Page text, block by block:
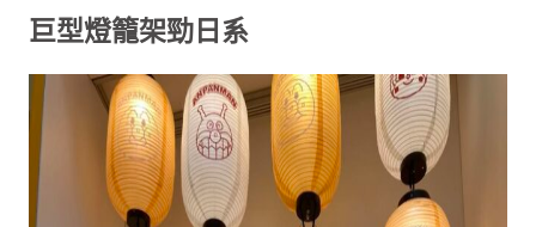
巨型燈籠架勁日系